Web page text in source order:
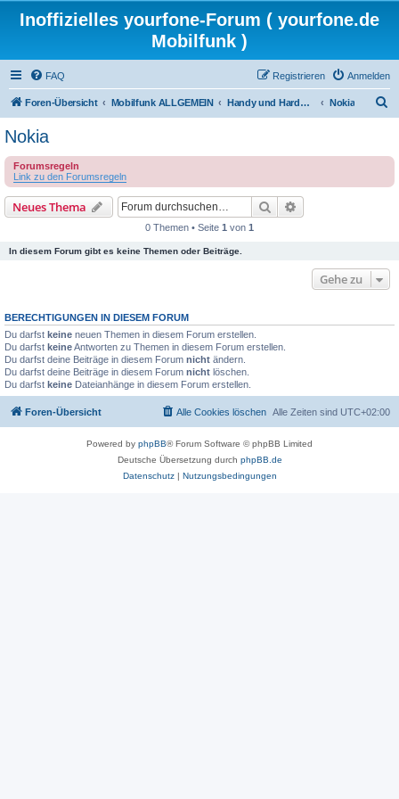
Inoffizielles yourfone-Forum ( yourfone.de
Mobilfunk )
FAQ Anmelden
Registrieren
Foren-Übersicht Mobilfunk ALLGEMEIN Handy und Hardware (Herstellerforen) Nokia
e
Nokia
Forumsregeln
Link zu den Forumsregeln
Neues Thema Suche
0 Themen • Seite 1 von 1
In diesem Forum gibt es keine Themen oder Beiträge.
Gehe zu
BERECHTIGUNGEN IN DIESEM FORUM
Du darfst keine neuen Themen in diesem Forum erstellen.
Du darfst keineAntworten zu Themen in diesem Forum erstellen.
Du darfst deine Beiträge in diesem Forum nicht ändern.
Du darfst deine Beiträge in diesem Forum nicht löschen.
Du darfst keine Dateianhänge in diesem Forum erstellen.
Foren-Übersicht Alle Zeiten sind UTC+02:00
Alle Cookies löschen
Powered by phpBB® Forum Software © phpBB Limited
Deutsche Übersetzung durch phpBB.de
Datenschutz| Nutzungsbedingungen